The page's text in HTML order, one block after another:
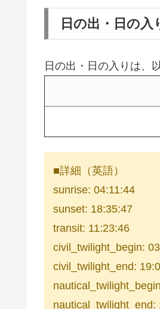
日の出・日の入
日の出・日の入りは、
■詳細（英語）
sunrise: 04:11:44
sunset: 18:35:47
transit: 11:23:46
civil_twilight_begin:
civil_twilight_end:
nautical_twilight_end: